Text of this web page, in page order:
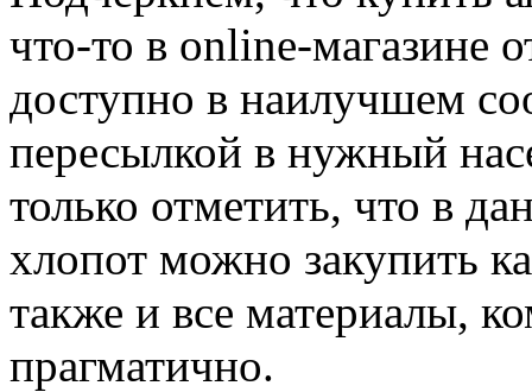
что-то в online-магазине
доступно в наилучшем
пересылкой в нужный
только отметить, что в
хлопот можно закупить
также и все материалы,
прагматично.